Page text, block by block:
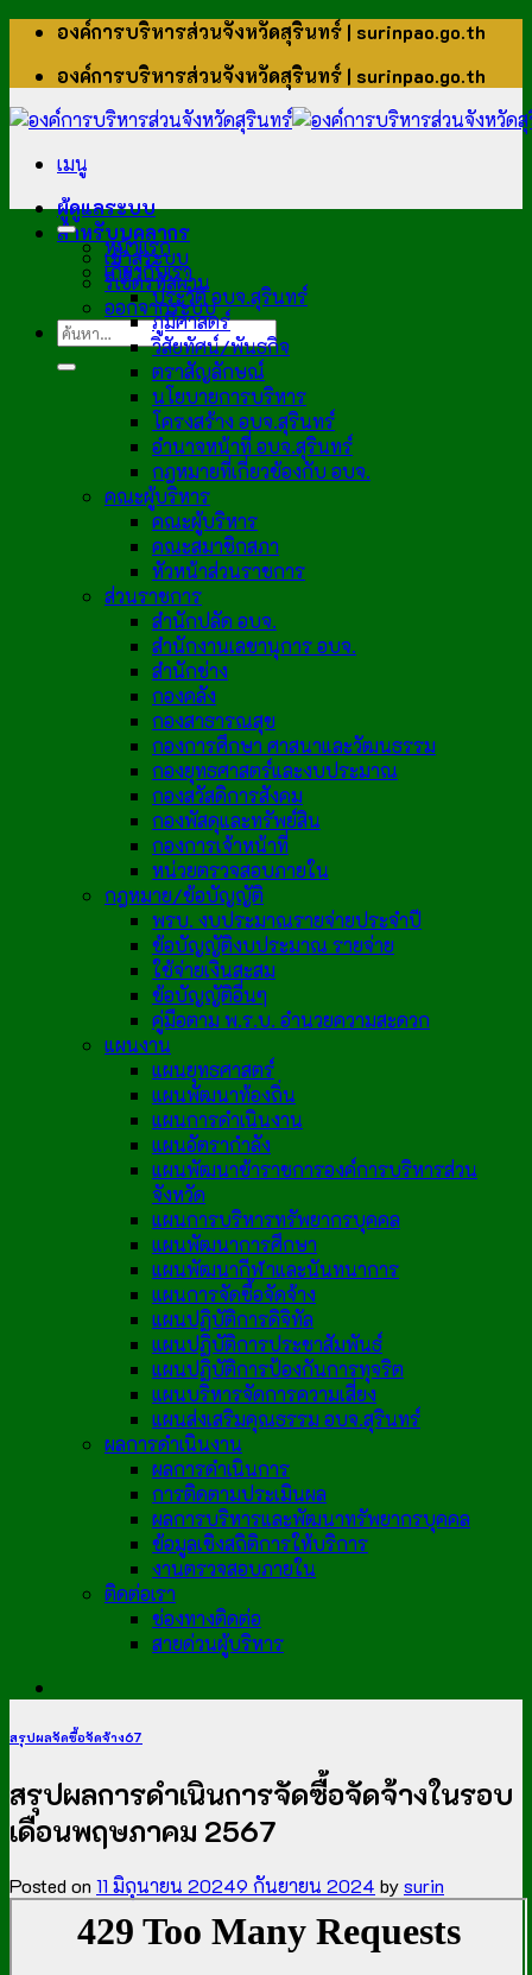
ข้าม
เนื้อหา
องค์การบริหารส่วนจังหวัดสุรินทร์ | surinpao.go.th
องค์การบริหารส่วนจังหวัดสุรินทร์ | surinpao.go.th
เมนู
ผู้ดูแลระบบ
สำหรับบุคลากร
เข้าสู่ระบบ
รีเซ็ตรหัสผ่าน
ออกจากระบบ
หน้าแรก
เกี่ยวกับเรา
ประวัติ อบจ.สุรินทร์
ภูมิศาสตร์
วิสัยทัศน์/พันธกิจ
ตราสัญลักษณ์
นโยบายการบริหาร
โครงสร้าง อบจ.สุรินทร์
อำนาจหน้าที่ อบจ.สุรินทร์
กฎหมายที่เกี่ยวข้องกับ อบจ.
คณะผู้บริหาร
คณะผู้บริหาร
คณะสมาชิกสภา
หัวหน้าส่วนราชการ
ส่วนราชการ
สำนักปลัด อบจ.
สำนักงานเลขานุการ อบจ.
สำนักช่าง
กองคลัง
กองสาธารณสุข
กองการศึกษา ศาสนาและวัฒนธรรม
กองยุทธศาสตร์และงบประมาณ
กองสวัสดิการสังคม
กองพัสดุและทรัพย์สิน
กองการเจ้าหน้าที่
หน่วยตรวจสอบภายใน
กฎหมาย/ข้อบัญญัติ
พรบ. งบประมาณรายจ่ายประจำปี
ข้อบัญญัติงบประมาณ รายจ่าย
ใช้จ่ายเงินสะสม
ข้อบัญญัติอื่นๆ
คู่มือตาม พ.ร.บ. อำนวยความสะดวก
แผนงาน
แผนยุทธศาสตร์
แผนพัฒนาท้องถิ่น
แผนการดำเนินงาน
แผนอัตรากำลัง
แผนพัฒนาข้าราชการองค์การบริหารส่วน
จังหวัด
แผนการบริหารทรัพยากรบุคคล
แผนพัฒนาการศึกษา
แผนพัฒนากีฬาและนันทนาการ
แผนการจัดซื้อจัดจ้าง
แผนปฏิบัติการดิจิทัล
แผนปฏิบัติการประชาสัมพันธ์
แผนปฏิบัติการป้องกันการทุจริต
แผนบริหารจัดการความเสี่ยง
แผนส่งเสริมคุณธรรม อบจ.สุรินทร์
ผลการดำเนินงาน
ผลการดำเนินการ
การติดตามประเมินผล
ผลการบริหารและพัฒนาทรัพยากรบุคคล
ข้อมูลเชิงสถิติการให้บริการ
งานตรวจสอบภายใน
ติดต่อเรา
ช่องทางติดต่อ
สายด่วนผู้บริหาร
สรุปผลจัดซื้อจัดจ้าง67
สรุปผลการดำเนินการจัดซื้อจัดจ้างในรอบ
เดือนพฤษภาคม 2567
Posted on 11 มิถุนายน 20249 กันยายน 2024 bysurin